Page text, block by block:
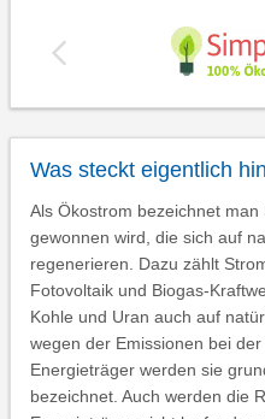
Was steckt eigentlich
Als Ökostrom bezeichnet
gewonnen wird, die sich auf
regenerieren. Dazu zählt
Fotovoltaik und Biogas-
Kohle und Uran auch auf
wegen der Emissionen bei
Energieträger werden sie
bezeichnet. Auch werden die